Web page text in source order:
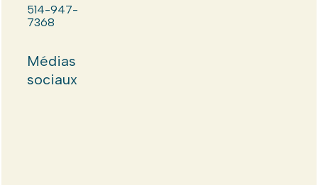
514-947-
7368
Médias
sociaux